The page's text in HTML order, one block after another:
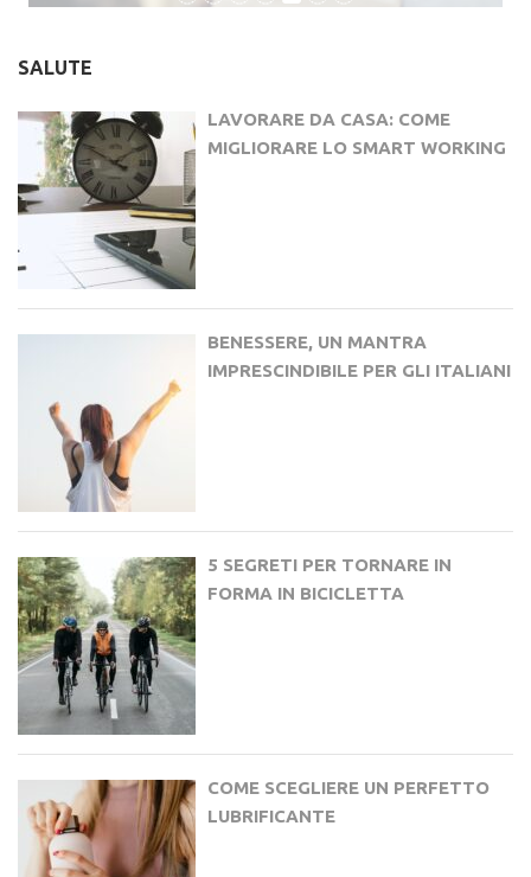
SALUTE
LAVORARE DA CASA: COME
MIGLIORARE LO SMART WORKING
BENESSERE, UN MANTRA
IMPRESCINDIBILE PER GLI ITALIANI
5 SEGRETI PER TORNARE IN
FORMA IN BICICLETTA
COME SCEGLIERE UN PERFETTO
LUBRIFICANTE